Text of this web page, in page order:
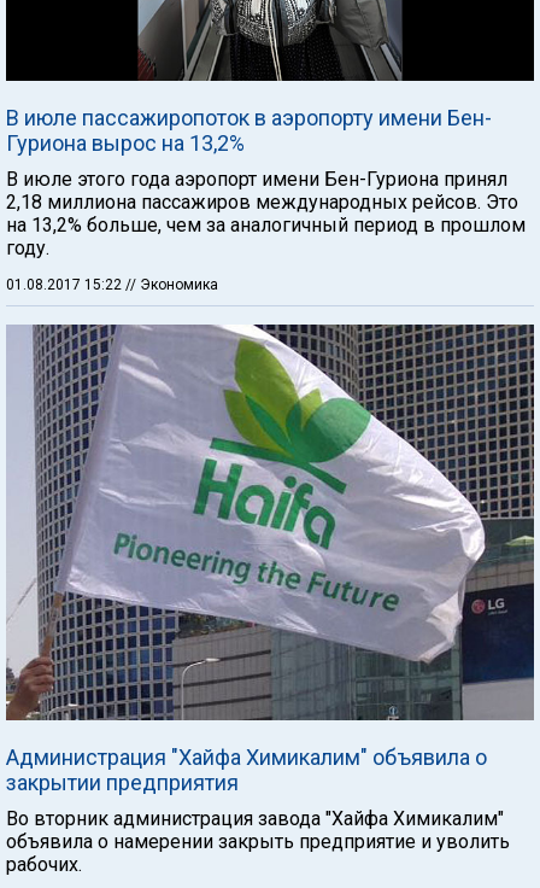
В июле пассажиропоток в аэропорту имени Бен-
Гуриона вырос на 13,2%
В июле этого года аэропорт имени Бен-Гуриона принял
2,18 миллиона пассажиров международных рейсов. Это
на 13,2% больше, чем за аналогичный период в прошлом
году.
01.08.2017 15:22 // Экономика
Администрация "Хайфа Химикалим" объявила о
закрытии предприятия
Во вторник администрация завода "Хайфа Химикалим"
объявила о намерении закрыть предприятие и уволить
рабочих.